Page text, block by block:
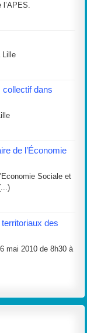
l’APES.
Lille
collectif dans
de l’Économie
Sociale et
des
mai 2010 de 8h30 à